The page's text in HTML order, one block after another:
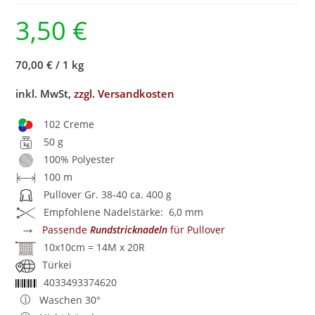
3,50 €
70,00 € / 1 kg
inkl. MwSt,zzgl. Versandkosten
102 Creme
50 g
100% Polyester
100 m
Pullover Gr. 38-40 ca. 400 g
Empfohlene Nadelstärke: 6,0 mm
→ PassendeRundstricknadeln für Pullover
10x10cm = 14M x 20R
Türkei
4033493374620
Waschen 30°